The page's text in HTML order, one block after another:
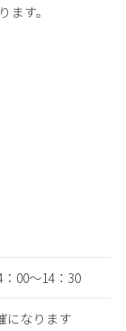
す。
00～14：30
になります